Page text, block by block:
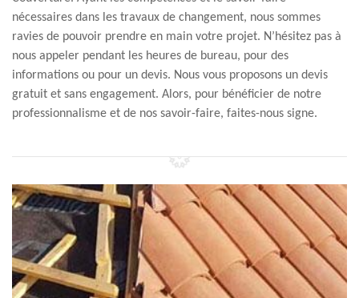
nécessaires dans les travaux de changement, nous sommes
ravies de pouvoir prendre en main votre projet. N’hésitez pas à
nous appeler pendant les heures de bureau, pour des
informations ou pour un devis. Nous vous proposons un devis
gratuit et sans engagement. Alors, pour bénéficier de notre
professionnalisme et de nos savoir-faire, faites-nous signe.